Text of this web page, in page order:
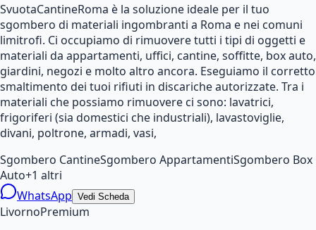
SvuotaCantineRoma è la soluzione ideale per il tuo
sgombero di materiali ingombranti a Roma e nei comuni
limitrofi. Ci occupiamo di rimuovere tutti i tipi di oggetti e
materiali da appartamenti, uffici, cantine, soffitte, box auto,
giardini, negozi e molto altro ancora. Eseguiamo il corretto
smaltimento dei tuoi rifiuti in discariche autorizzate. Tra i
materiali che possiamo rimuovere ci sono: lavatrici,
frigoriferi (sia domestici che industriali), lavastoviglie,
divani, poltrone, armadi, vasi,
Sgombero CantineSgombero AppartamentiSgombero Box
Auto+1 altri
WhatsApp Vedi Scheda
LivornoPremium